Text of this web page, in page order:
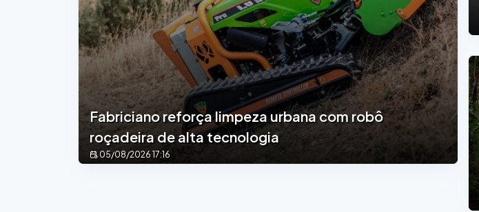
Fabriciano reforça limpeza urbana com robô
roçadeira de alta tecnologia
05/08/2026 17:16